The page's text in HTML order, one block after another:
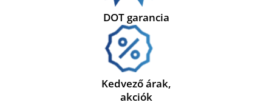
DOT garancia
Kedvező árak,
akciók